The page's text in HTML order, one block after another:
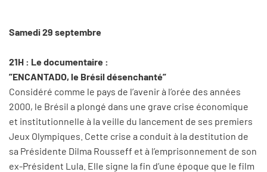
Samedi 29 septembre
21H : Le documentaire : ​
”ENCANTADO, le Brésil désenchanté”
Considéré comme le pays de l’avenir à l’orée des années
2000, le Brésil a plongé dans une grave crise économique
et institutionnelle à la veille du lancement de ses premiers
Jeux Olympiques. Cette crise a conduit à la destitution de
sa Présidente Dilma Rousseff et à l’emprisonnement de son
ex-Président Lula. Elle signe la fin d’une époque que le film